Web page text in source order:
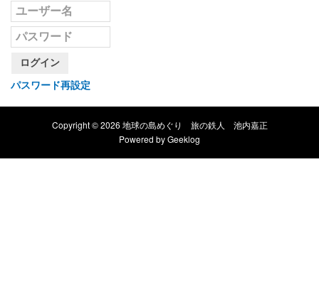
ログイン
パスワード再設定
Copyright © 2026 地球の島めぐり 旅の鉄人 池内嘉正
Powered byGeeklog